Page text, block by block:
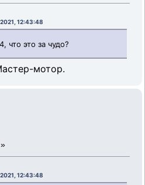
12:43:48
что это за чудо?
мотор.
12:43:48